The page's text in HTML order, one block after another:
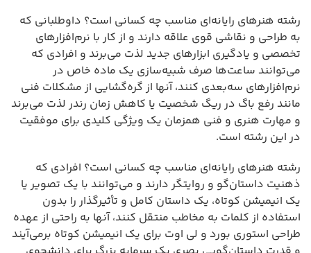
رشته هنرهای رایانه‌ای مناسب چه کسانی است؟ داوطلبانی که
به طراحی و نقاشی قوی علاقه دارند و از کار با نرم‌افزارهای
تخصصی و یادگیری ابزارهای جدید لذت می‌برند و افرادی که
می‌توانند ساعت‌ها صرف شبیه‌سازی یک ماده خاص در
نرم‌افزارهای سه‌بعدی کنند، آنها از گره‌گشایی از مشکلات فنی
مانند رفع باگ در ریگ شخصیت یا کاهش زمان رندر لذت می‌برند
و مهارت هنری و فنی همزمان یک ویژگی کلیدی برای موفقیت
در این رشته است.
رشته هنرهای رایانه‌ای مناسب چه کسانی است؟ افرادی که
ذهنیت داستان‌گو و روایتگر دارند و می‌توانند با یک تصویر یا
یک انیمیشن کوتاه، یک داستان کامل و تأثیرگذار را بدون
استفاده از کلمات به مخاطب منتقل کنند، آنها به راحتی از عهده
طراحی استوری بورد و لی اوت برای یک انیمیشن کوتاه برمی‌آیند